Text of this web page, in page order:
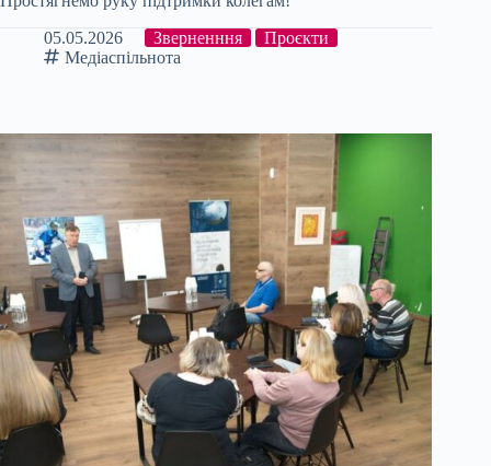
05.05.2026
Зверненння
Проєкти
Медіаспільнота